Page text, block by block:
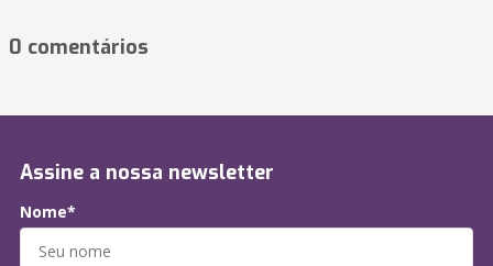
0 comentários
Assine a nossa newsletter
Nome*